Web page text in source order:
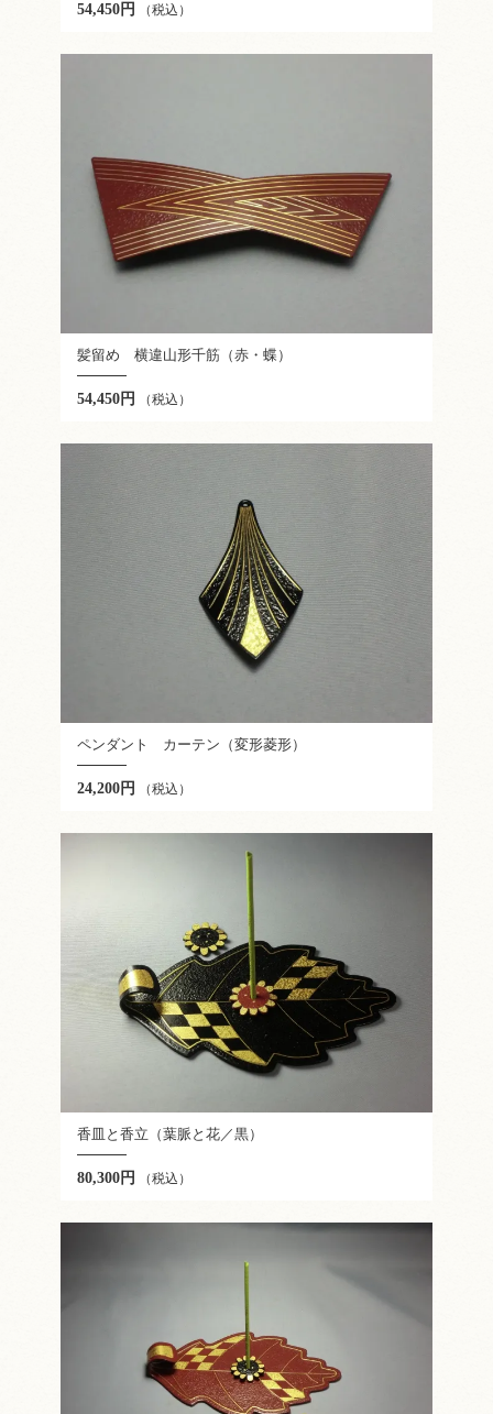
54,450円 （税込）
髪留め 横違山形千筋（赤・蝶）
54,450円 （税込）
ペンダント カーテン（変形菱形）
24,200円 （税込）
香皿と香立（葉脈と花／黒）
80,300円 （税込）